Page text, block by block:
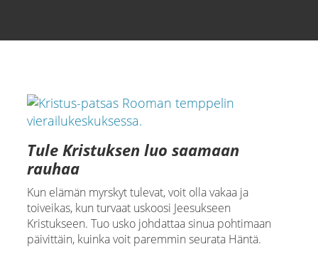
Tule Kristuksen luo saamaan
rauhaa
Kun elämän myrskyt tulevat, voit olla vakaa ja
toiveikas, kun turvaat uskoosi Jeesukseen
Kristukseen. Tuo usko johdattaa sinua pohtimaan
päivittäin, kuinka voit paremmin seurata Häntä.